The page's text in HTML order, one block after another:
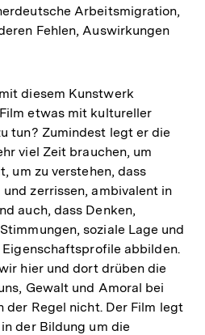
Arbeitsmigration,
Fehlen, Auswirkungen
diesem Kunstwerk
etwas mit kultureller
tun? Zumindest legt er die
viel Zeit brauchen, um
um zu verstehen, dass
zerrissen, ambivalent in
auch, dass Denken,
soziale Lage und
abbilden.
hier und dort drüben die
Gewalt und Amoral bei
der Regel nicht. Der Film legt
der Bildung um die